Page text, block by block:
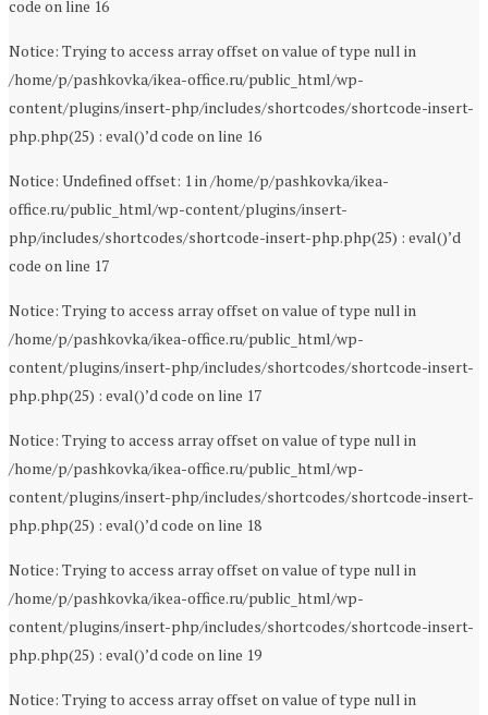
code on line 16
Notice: Trying to access array offset on value of type null in
/home/p/pashkovka/ikea-office.ru/public_html/wp-
content/plugins/insert-php/includes/shortcodes/shortcode-insert-
php.php(25) : eval()’d code on line 16
Notice: Undefined offset: 1 in /home/p/pashkovka/ikea-
office.ru/public_html/wp-content/plugins/insert-
php/includes/shortcodes/shortcode-insert-php.php(25) : eval()’d
code on line 17
Notice: Trying to access array offset on value of type null in
/home/p/pashkovka/ikea-office.ru/public_html/wp-
content/plugins/insert-php/includes/shortcodes/shortcode-insert-
php.php(25) : eval()’d code on line 17
Notice: Trying to access array offset on value of type null in
/home/p/pashkovka/ikea-office.ru/public_html/wp-
content/plugins/insert-php/includes/shortcodes/shortcode-insert-
php.php(25) : eval()’d code on line 18
Notice: Trying to access array offset on value of type null in
/home/p/pashkovka/ikea-office.ru/public_html/wp-
content/plugins/insert-php/includes/shortcodes/shortcode-insert-
php.php(25) : eval()’d code on line 19
Notice: Trying to access array offset on value of type null in